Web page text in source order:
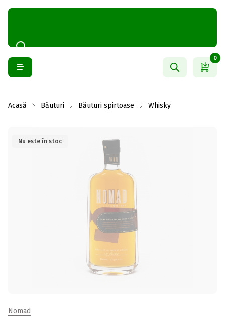
0
Acasă Băuturi Băuturi spirtoase Whisky
Nu este în stoc
Nomad